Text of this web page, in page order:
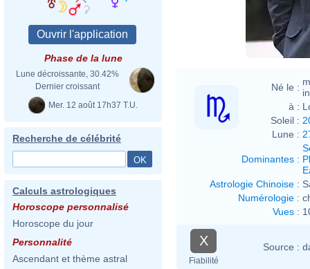
Phase de la lune
Lune décroissante, 30.42%
Dernier croissant
Mer. 12 août 17h37 T.U.
Recherche de célébrité
Calculs astrologiques
Horoscope personnalisé
Horoscope du jour
Personnalité
Ascendant et thème astral
Né le :
à :
Soleil :
Lune :
Dominantes :
Astrologie Chinoise :
Numérologie :
Vues :
X
Fiabilité
Source :